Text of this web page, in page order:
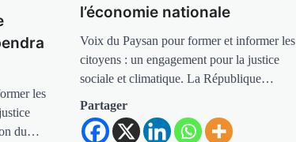
les
du…
l’économie nationale
Voix du Paysan pour former et informer les
citoyens : un engagement pour la justice
sociale et climatique. La République…
Partager